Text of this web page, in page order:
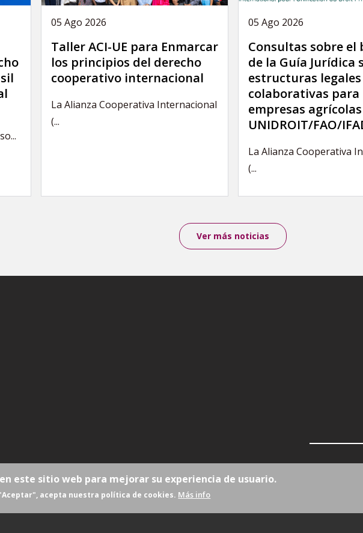
05 Ago 2026
Taller ACI-UE para Enmarcar
los principios del derecho
cooperativo internacional
La Alianza Cooperativa Internacional
(...
05 Ago 2026
Consultas sobre el
de la Guía Jurídica
estructuras legales
colaborativas para
empresas
UNIDROIT/FAO/
La Alianza Cooperativa
(...
Ver más noticias
este sitio web para mejorar su experiencia de usuario.
acepta nuestra política de cookies. Más info